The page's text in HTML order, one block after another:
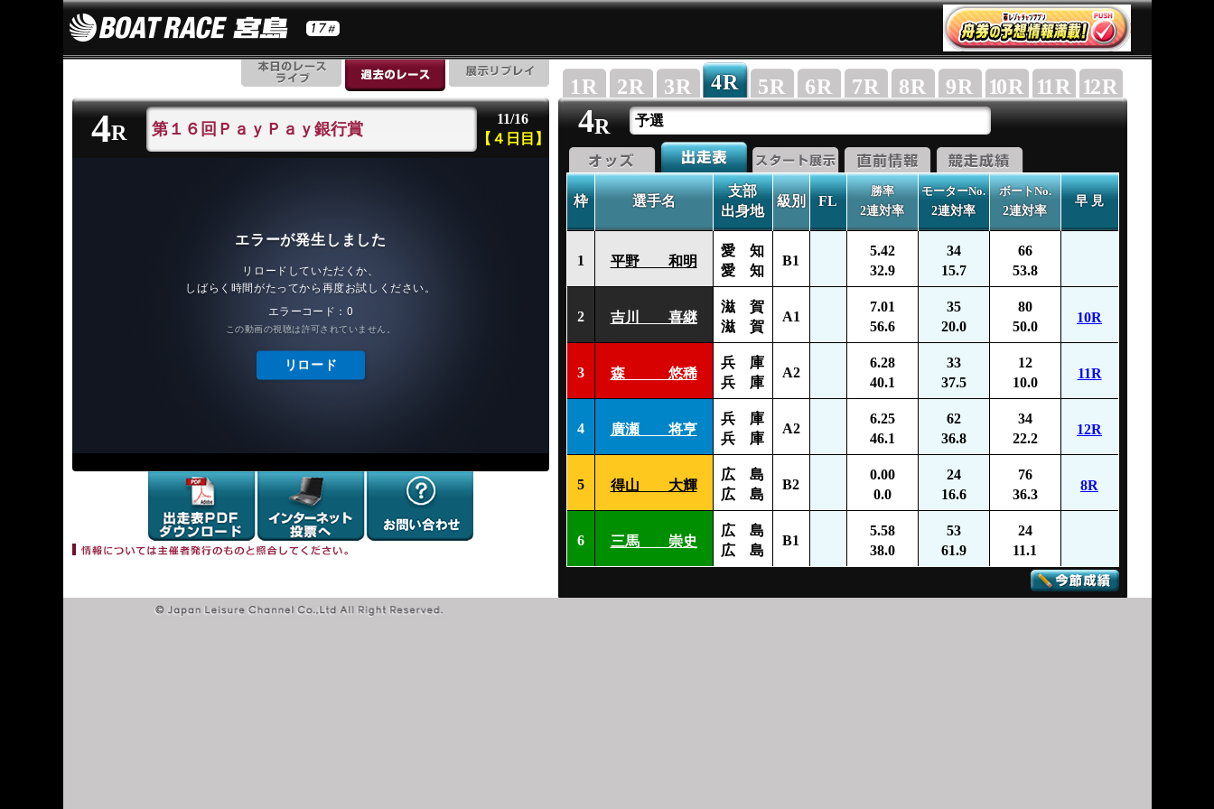
4 R 第１６回ＰａｙＰａｙ銀行賞
11/16
【４日目】
1R 2R 3R 4R 5R 6R 7R 8R 9R 10R 11R 12R
4R 予選
枠 選手名
支部
出身地
級別 FL
勝率
2連対率
モーターNo.
2連対率
ボートNo.
2連対率
早 見
1 平野 和明
愛 知
愛 知
B1
5.42
32.9
34
15.7
66
53.8
2 吉川 喜継
滋 賀
滋 賀
A1
7.01
56.6
35
20.0
80
50.0
10R
3 森 悠稀
兵 庫
兵 庫
A2
6.28
40.1
33
37.5
12
10.0
11R
4 廣瀬 将亨
兵 庫
兵 庫
A2
6.25
46.1
62
36.8
34
22.2
12R
5 得山 大輝
広 島
広 島
B2
0.00
0.0
24
16.6
76
36.3
8R
6 三馬 崇史
広 島
広 島
B1
5.58
38.0
53
61.9
24
11.1